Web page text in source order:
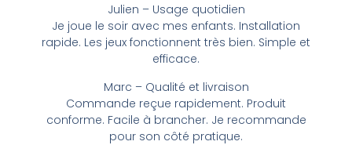
Julien – Usage quotidien
Je joue le soir avec mes enfants. Installation
rapide. Les jeux fonctionnent très bien. Simple et
efficace.
Marc – Qualité et livraison
Commande reçue rapidement. Produit
conforme. Facile à brancher. Je recommande
pour son côté pratique.